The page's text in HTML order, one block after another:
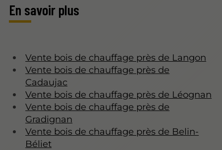
En savoir plus
Vente bois de chauffage près de Langon
Vente bois de chauffage près de
Cadaujac
Vente bois de chauffage près de Léognan
Vente bois de chauffage près de
Gradignan
Vente bois de chauffage près de Belin-
Béliet